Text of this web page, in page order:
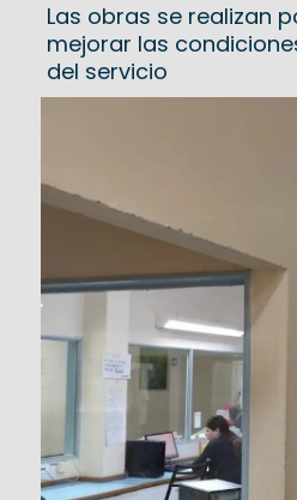
Las obras se realizan
mejorar las
del servicio